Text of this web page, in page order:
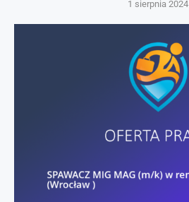
1 sierpnia 2024